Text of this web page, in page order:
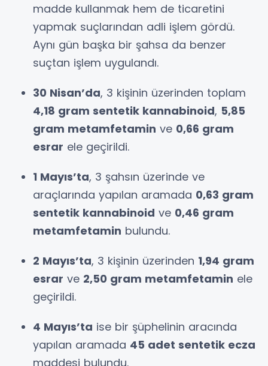
madde kullanmak hem de ticaretini
yapmak suçlarından adli işlem gördü.
Aynı gün başka bir şahsa da benzer
suçtan işlem uygulandı.
30 Nisan’da, 3 kişinin üzerinden toplam
4,18 gram sentetik kannabinoid, 5,85
gram metamfetamin ve 0,66 gram
esrar ele geçirildi.
1 Mayıs’ta, 3 şahsın üzerinde ve
araçlarında yapılan aramada 0,63 gram
sentetik kannabinoid ve 0,46 gram
metamfetamin bulundu.
2 Mayıs’ta, 3 kişinin üzerinden 1,94 gram
esrar ve 2,50 gram metamfetamin ele
geçirildi.
4 Mayıs’ta ise bir şüphelinin aracında
yapılan aramada 45 adet sentetik ecza
maddesi bulundu.